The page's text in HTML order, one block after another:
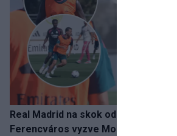
Real Madrid na skok od Slovenska:
Ferencváros vyzve Mourinhove